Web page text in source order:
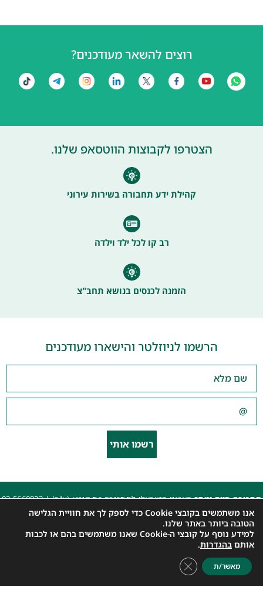
רוצים להשאר מעודכנים?
הצטרפו לקבוצות הווטסאפ שלנו.
קהילת ידע תחבורה בשירות עירוני
רב קו לכל ילד וילדה
הזמנה לכנסים בנושא תחב"צ
הרשמו לניוזלטר והישארו מעודכנים
רשמו אותי
תחבורה היום ומחרהארגון הישראלי לתחבורה בת קימא (ע"ר) |03-5660823
|
beyarok@gmail.com
כל הזכויות שמורות 2025 | הצהרת נגישות האתר
עיצוב: עדי. עיצוב גרפי
אנו משתמשים בקובצי Cookie כדי לספק לך את חוויית הגלישה
הטובה ביותר באתר שלנו.
למידע נוסף על קובצי ה-Cookie שאנו משתמשים בהם או לכבות
אותם בהגדרות.
מאשר/ת Close GDPR Cookie Banner